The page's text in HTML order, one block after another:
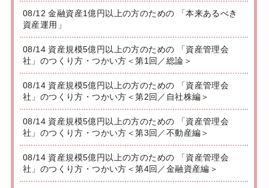
08/12 金融資産1億円以上の方のための 「本来あるべき
資産運用」
08/14 資産規模5億円以上の方のための 「資産管理会
社」のつくり方・つかい方＜第1回／総論＞
08/14 資産規模5億円以上の方のための 「資産管理会
社」のつくり方・つかい方＜第2回／自社株編＞
08/14 資産規模5億円以上の方のための 「資産管理会
社」のつくり方・つかい方＜第3回／不動産編＞
08/14 資産規模5億円以上の方のための 「資産管理会
社」のつくり方・つかい方＜第4回／金融資産編＞